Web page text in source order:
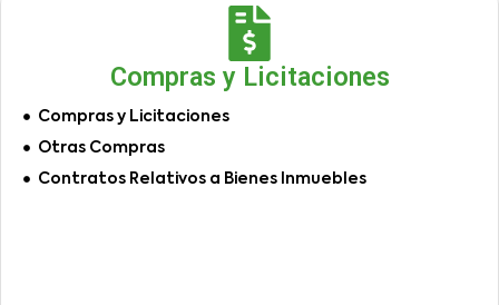
Compras y Licitaciones
Compras y Licitaciones
Otras Compras
Contratos Relativos a Bienes Inmuebles